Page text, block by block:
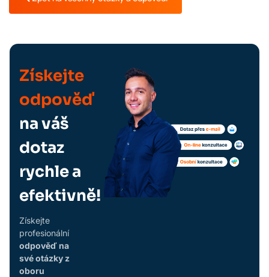
Získejte
odpověď
na váš
dotaz
rychle a
efektivně!
Získejte
profesionální
odpověď na
své otázky z
oboru